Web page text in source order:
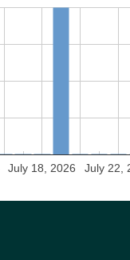
July 18, 2026 July 22,